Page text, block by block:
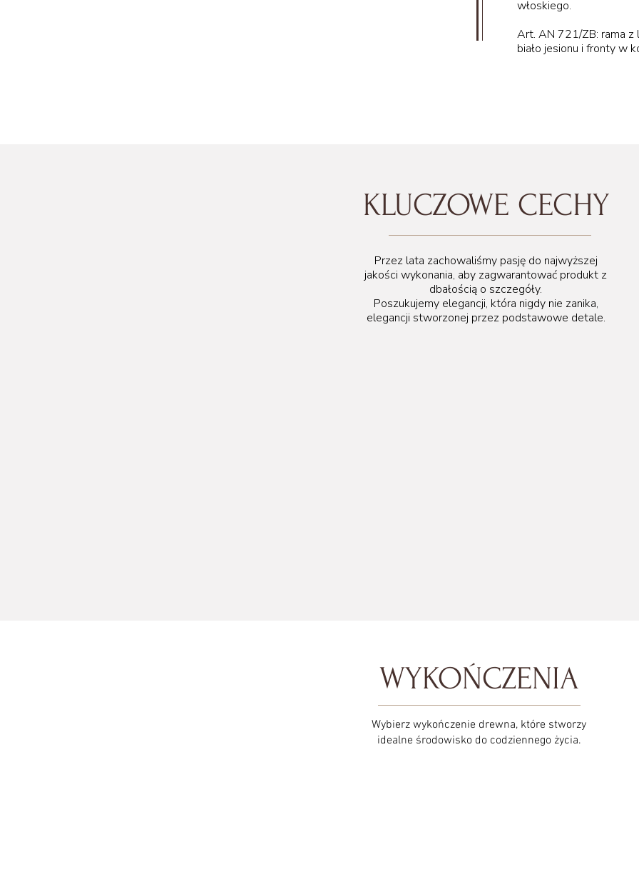
włoskiego.
Art. AN 721/ZB: rama z
biało jesionu i fronty w
KLUCZOWE CECHY
Przez lata zachowaliśmy pasję do najwyższej
jakości wykonania, aby zagwarantować produkt z
dbałością o szczegóły.
Poszukujemy elegancji, która nigdy nie zanika,
elegancji stworzonej przez podstawowe detale.
WYKOŃCZENIA
Wybierz wykończenie drewna, które stworzy
idealne środowisko do codziennego życia.